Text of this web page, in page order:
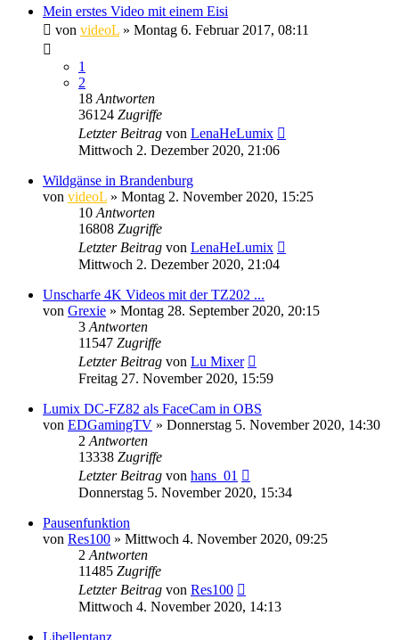
Mein erstes Video mit einem Eisi
von videoL » Montag 6. Februar 2017, 08:11
1
2
18 Antworten
36124 Zugriffe
Letzter Beitrag von LenaHeLumix
Mittwoch 2. Dezember 2020, 21:06
Wildgänse in Brandenburg
von videoL » Montag 2. November 2020, 15:25
10 Antworten
16808 Zugriffe
Letzter Beitrag von LenaHeLumix
Mittwoch 2. Dezember 2020, 21:04
Unscharfe 4K Videos mit der TZ202 ...
von Grexie » Montag 28. September 2020, 20:15
3 Antworten
11547 Zugriffe
Letzter Beitrag von Lu Mixer
Freitag 27. November 2020, 15:59
Lumix DC-FZ82 als FaceCam in OBS
von EDGamingTV » Donnerstag 5. November 2020, 14:30
2 Antworten
13338 Zugriffe
Letzter Beitrag von hans_01
Donnerstag 5. November 2020, 15:34
Pausenfunktion
von Res100 » Mittwoch 4. November 2020, 09:25
2 Antworten
11485 Zugriffe
Letzter Beitrag von Res100
Mittwoch 4. November 2020, 14:13
Libellentanz